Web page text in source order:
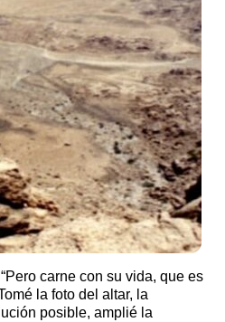
carne con su vida, que es
la foto del altar, la
posible, amplié la